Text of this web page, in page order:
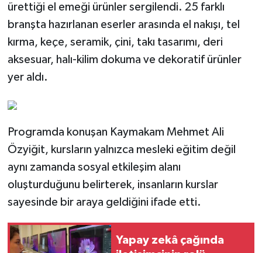
ürettiği el emeği ürünler sergilendi. 25 farklı
branşta hazırlanan eserler arasında el nakışı, tel
kırma, keçe, seramik, çini, takı tasarımı, deri
aksesuar, halı-kilim dokuma ve dekoratif ürünler
yer aldı.
Programda konuşan Kaymakam Mehmet Ali
Özyiğit, kursların yalnızca mesleki eğitim değil
aynı zamanda sosyal etkileşim alanı
oluşturduğunu belirterek, insanların kurslar
sayesinde bir araya geldiğini ifade etti.
Yapay zekâ çağında